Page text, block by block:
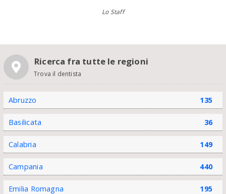
Lo Staff
Ricerca fra tutte le regioni
Trova il dentista
Abruzzo 135
Basilicata 36
Calabria 149
Campania 440
Emilia Romagna 195